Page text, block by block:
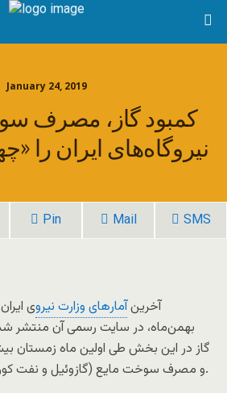
January 24, 2019
کمبود گاز، مصرف
نیروگاه‌های ایران را
Pin Mail SMS
آخرینآمارهای وزارت نیروی
بهمن‌ماه، در سایت رسمی آن
گاز در این بخش طی اولین ماه زمستان
و مصرف سوخت مایع (گازوئیل و نفت کوره) چهار برابر شده است.